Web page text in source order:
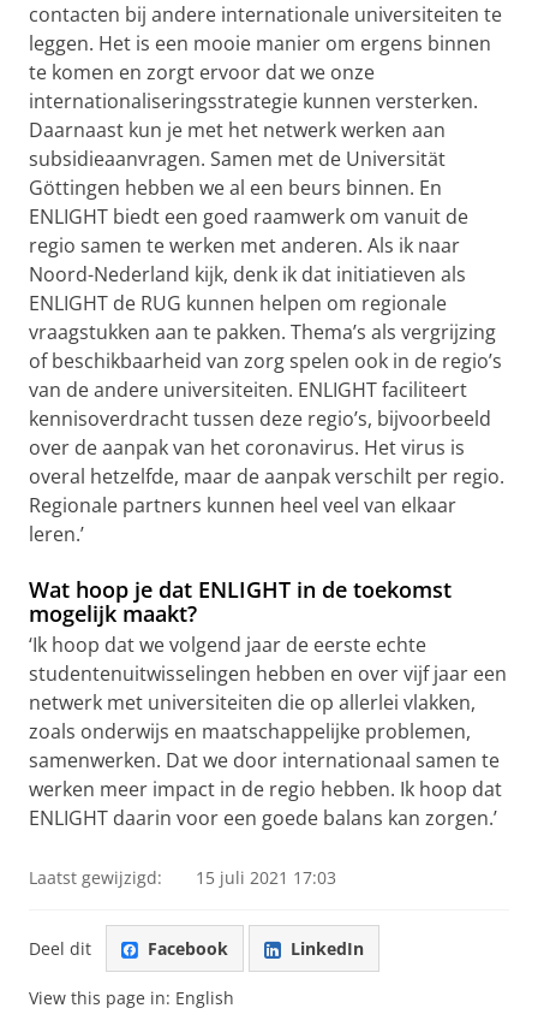
contacten bij andere internationale universiteiten te
leggen. Het is een mooie manier om ergens binnen
te komen en zorgt ervoor dat we onze
internationaliseringsstrategie kunnen versterken.
Daarnaast kun je met het netwerk werken aan
subsidieaanvragen. Samen met de Universität
Göttingen hebben we al een beurs binnen. En
ENLIGHT biedt een goed raamwerk om vanuit de
regio samen te werken met anderen. Als ik naar
Noord-Nederland kijk, denk ik dat initiatieven als
ENLIGHT de RUG kunnen helpen om regionale
vraagstukken aan te pakken. Thema’s als vergrijzing
of beschikbaarheid van zorg spelen ook in de regio’s
van de andere universiteiten. ENLIGHT faciliteert
kennisoverdracht tussen deze regio’s, bijvoorbeeld
over de aanpak van het coronavirus. Het virus is
overal hetzelfde, maar de aanpak verschilt per regio.
Regionale partners kunnen heel veel van elkaar
leren.’
Wat hoop je dat ENLIGHT in de toekomst
mogelijk maakt?
‘Ik hoop dat we volgend jaar de eerste echte
studentenuitwisselingen hebben en over vijf jaar een
netwerk met universiteiten die op allerlei vlakken,
zoals onderwijs en maatschappelijke problemen,
samenwerken. Dat we door internationaal samen te
werken meer impact in de regio hebben. Ik hoop dat
ENLIGHT daarin voor een goede balans kan zorgen.’
Laatst gewijzigd: 15 juli 2021 17:03
Deel dit Facebook LinkedIn
View this page in: English